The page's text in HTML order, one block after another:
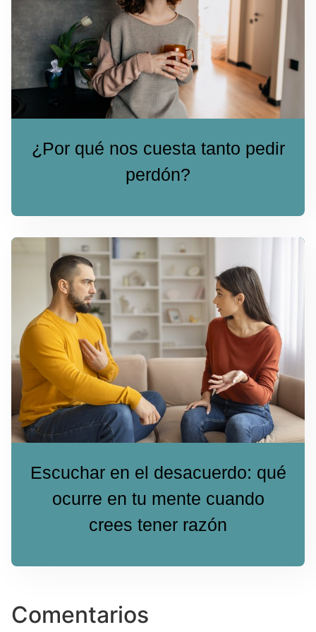
¿Por qué nos cuesta tanto pedir
perdón?
Escuchar en el desacuerdo: qué
ocurre en tu mente cuando
crees tener razón
Comentarios